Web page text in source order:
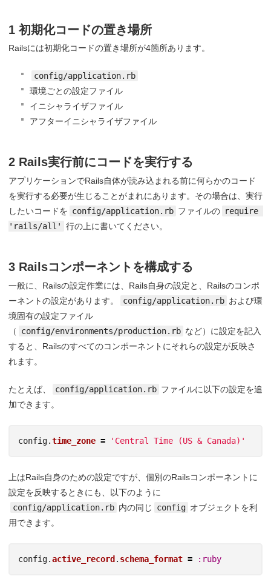
1 初期化コードの置き場所
Railsには初期化コードの置き場所が4箇所あります。
config/application.rb
環境ごとの設定ファイル
イニシャライザファイル
アフターイニシャライザファイル
2 Rails実行前にコードを実行する
アプリケーションでRails自体が読み込まれる前に何らかのコード
を実行する必要が生じることがまれにあります。その場合は、実行
したいコードを config/application.rb ファイルの require
'rails/all'
行の上に書いてください。
3 Railsコンポーネントを構成する
一般に、Railsの設定作業には、Rails自身の設定と、Railsのコンポ
ーネントの設定があります。
config/application.rb および環
境固有の設定ファイル
（
config/environments/production.rb など）に設定を記入
すると、Railsのすべてのコンポーネントにそれらの設定が反映さ
れます。
たとえば、 config/application.rb ファイルに以下の設定を追
加できます。
config.time_zone = 'Central Time (US & Canada)'
上はRails自身のための設定ですが、個別のRailsコンポーネントに
設定を反映するときにも、以下のように
config/application.rb 内の同じ config オブジェクトを利
用できます。
config.active_record . schema_format = :ruby